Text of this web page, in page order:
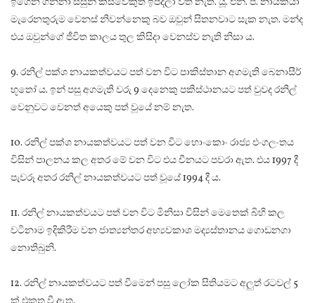
මැරෙනතුරුම වෙනස් නිවන්නෙකු බව ඔවුන් සිතනවාට සැක නැත. මන්ද
එය ඔවුන්ගේ ජීවිත කාලය තුල කිසිදා වෙනස්ව නැති නිසා ය.
9. රනිල් පක්ශ නායකත්වයට පත් වන විට පාකිස්තාන අගමැති බෙනාසීර්
භූතෝ ය. ඉන් පසු අගමැති වරු 9 දෙනෙකු පකිස්ථානයට පත් වුවද රනිල්
වෙනුවට වෙනත් අයෙකු පත් වූයේ නම් නැත.
10. රනිල් පක්ශ නායකත්වයට පත් වන විට හොංකොං රාජ්‍ය එංගලංතය
විසින් පාලනය කල අතර මේ වන විට එය චීනයට පවරා ඇත. එය 1997 දී
පැවරූ අතර රනිල් නායකත්වයට පත් වූයේ 1994 දී ය.
11. රනිල් නායකත්වයට පත් වන විට මිනිසා විසින් මෙතෙක් බිහි කල
වටිනාම ඉදිකිරීම වන ජාත්‍යන්තර අභ්‍යවකාශ මද්‍යස්තානය ගොඩනගා
නොතිබුනි.
12. රනිල් නායකත්වයට පත් වීමෙන් පසු ලෝක සිතියමට අලුත් රටවල් 5